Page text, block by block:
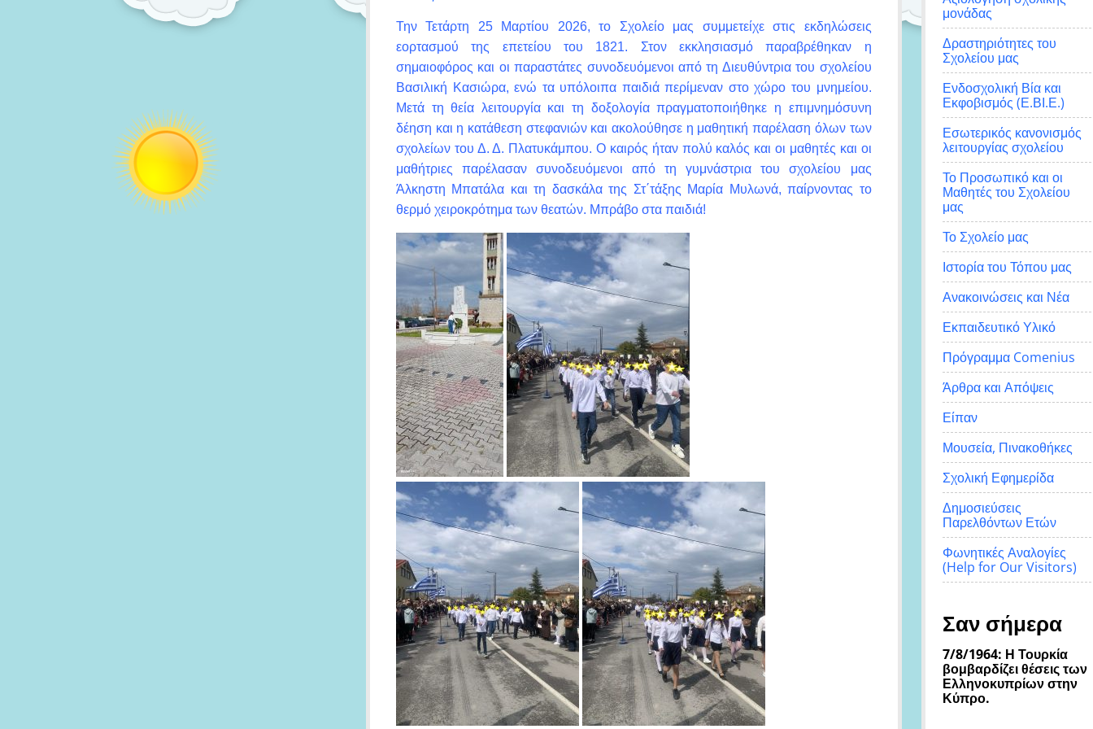
Την Τετάρτη 25 Μαρτίου 2026, το Σχολείο μας συμμετείχε στις εκδηλώσεις
εορτασμού της επετείου του 1821. Στον εκκλησιασμό παραβρέθηκαν η
σημαιοφόρος και οι παραστάτες συνοδευόμενοι από τη Διευθύντρια του σχολείου
Βασιλική Κασιώρα, ενώ τα υπόλοιπα παιδιά περίμεναν στο χώρο του μνημείου.
Μετά τη θεία λειτουργία και τη δοξολογία πραγματοποιήθηκε η επιμνημόσυνη
δέηση και η κατάθεση στεφανιών και ακολούθησε η μαθητική παρέλαση όλων των
σχολείων του Δ. Δ. Πλατυκάμπου. Ο καιρός ήταν πολύ καλός και οι μαθητές και οι
μαθήτριες παρέλασαν συνοδευόμενοι από τη γυμνάστρια του σχολείου μας
Άλκηστη Μπατάλα και τη δασκάλα της Στ΄τάξης Μαρία Μυλωνά, παίρνοντας το
θερμό χειροκρότημα των θεατών. Μπράβο στα παιδιά!
μονάδας
Δραστηριότητες του
Σχολείου μας
Ενδοσχολική Βία και
Εκφοβισμός (Ε.ΒΙ.Ε.)
Εσωτερικός κανονισμός
λειτουργίας σχολείου
Το Προσωπικό και οι
Μαθητές του Σχολείου
μας
Το Σχολείο μας
Ιστορία του Τόπου μας
Ανακοινώσεις και Νέα
Εκπαιδευτικό Υλικό
Πρόγραμμα Comenius
Άρθρα και Απόψεις
Είπαν
Μουσεία, Πινακοθήκες
Σχολική Εφημερίδα
Δημοσιεύσεις
Παρελθόντων Ετών
Φωνητικές Αναλογίες
(Help for Our Visitors)
Σαν σήμερα
7/8/1964: Η Τουρκία
βομβαρδίζει θέσεις των
Ελληνοκυπρίων στην
Κύπρο.